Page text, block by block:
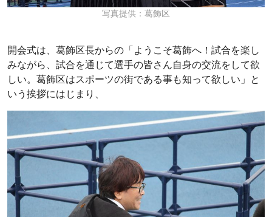
写真提供：葛飾区
開会式は、葛飾区長からの「ようこそ葛飾へ！試合を楽し
みながら、試合を通じて選手の皆さん自身の交流をして欲
しい。葛飾区はスポーツの街である事も知って欲しい」と
いう挨拶にはじまり、